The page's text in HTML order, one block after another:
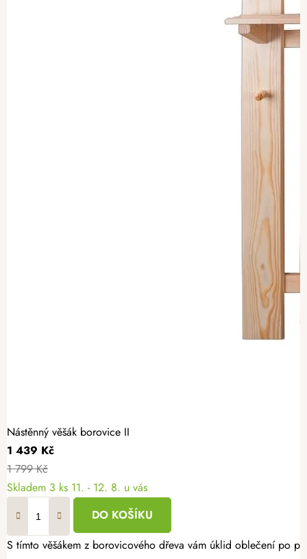
Nástěnný věšák borovice II
1 439 Kč
1 799 Kč
Skladem 3 ks 11. - 12. 8. u vás
DO KOŠÍKU
S tímto věšákem z borovicového dřeva vám úklid oblečení po